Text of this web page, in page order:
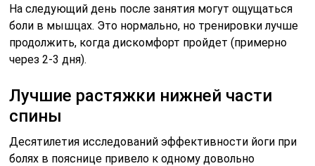
На следующий день после занятия могут ощущаться
боли в мышцах. Это нормально, но тренировки лучше
продолжить, когда дискомфорт пройдет (примерно
через 2-3 дня).
Лучшие растяжки нижней части
спины
Десятилетия исследований эффективности йоги при
болях в пояснице привело к одному довольно